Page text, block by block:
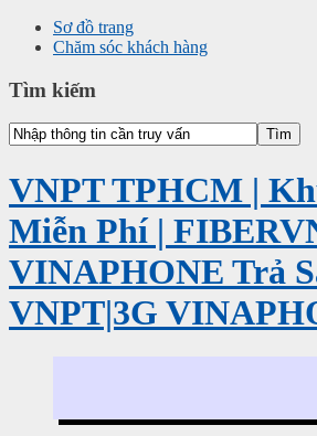
Sơ đồ trang
Chăm sóc khách hàng
Tìm kiếm
VNPT TPHCM |
Miễn Phí |
VINAPHONE Trả
VNPT|3G